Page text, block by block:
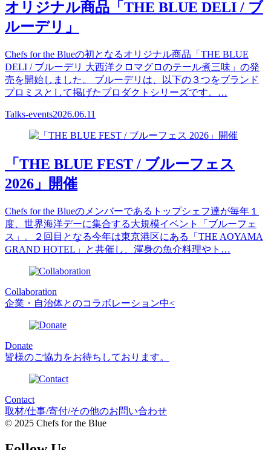
オリジナル商品「THE BLUE DELI / ブ
ルーデリ」
Chefs for the Blueの初となるオリジナル商品「THE BLUE
DELI / ブルーデリ 大西洋クロマグロのテール煮三味」の発
売を開始しました。 ブルーデリは、以下の３つをブランド
プロミスとして掲げたプロダクトシリーズです。…
Talks-events2026.06.11
「THE BLUE FEST / ブルーフェス
2026」開催
Chefs for the Blueのメンバーであるトップシェフ達が毎年１
度、世界海洋デーに集合する大規模イベント「ブルーフェ
ス」。２回目となる今年は東京港区にある「THE AOYAMA
GRAND HOTEL」と共催し、渾身の魚介料理やト…
Collaboration
企業・自治体とのコラボレーション中<
Donate
皆様のご協力をお待ちしております。
Contact
取材/仕事/寄付/その他のお問い合わせ
© 2025 Chefs for the Blue